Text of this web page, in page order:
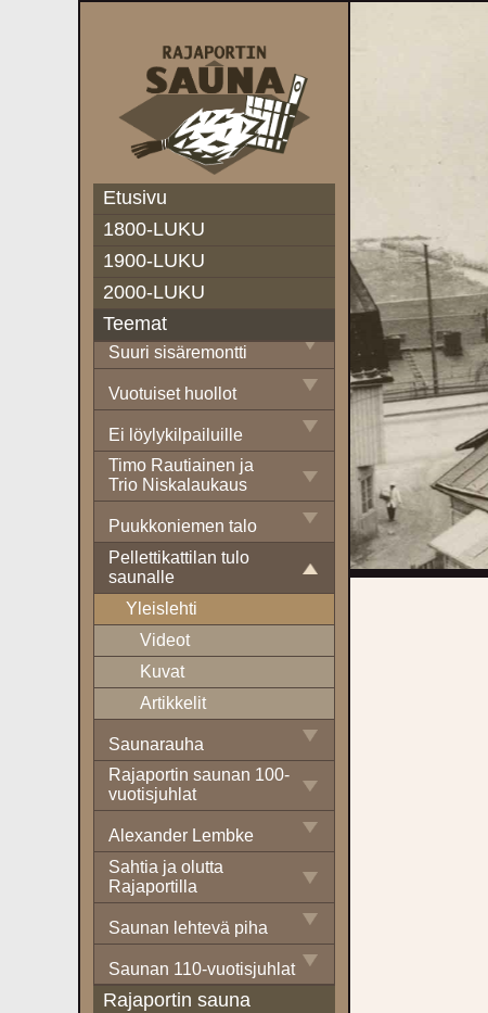
Etusivu
1800-LUKU
1900-LUKU
2000-LUKU
Teemat
Saunakorttelin
Ompeliantalon
kunnostus
Kiuaskivien vaihto
Saunan 90-vuotisjuhlat
Sauna-Lahtisen talon
kunnostus ja kahvio
Kiukaan rakenne,
huollot, kiuasremontit ja
Suuri sisäremontti
Vuotuiset huollot
Ei löylykilpailuille
Timo Rautiainen ja
Trio Niskalaukaus
Puukkoniemen talo
Pellettikattilan tulo
saunalle
Yleislehti
Videot
Kuvat
Artikkelit
Saunarauha
Rajaportin saunan 100-
vuotisjuhlat
Alexander Lembke
Sahtia ja olutta
Rajaportilla
Saunan lehtevä piha
Saunan 110-vuotisjuhlat
Rajaportin sauna